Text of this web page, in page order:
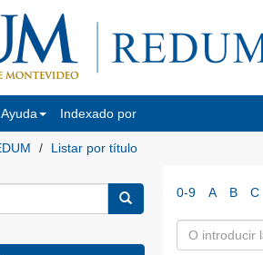
Ayuda Indexado por
Listar por título
0-9 A B C